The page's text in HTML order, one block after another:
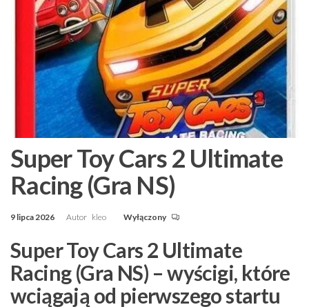
Super Toy Cars 2 Ultimate
Racing (Gra NS)
9 lipca 2026 Autor kleo Wyłączony
Super Toy Cars 2 Ultimate
Racing (Gra NS) – wyścigi, które
wciągają od pierwszego startu